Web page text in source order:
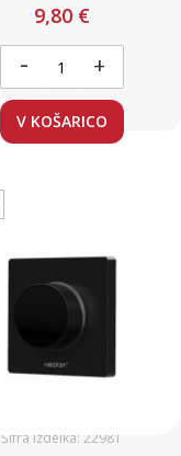
9,80 €
- +
V KOŠARICO
Šifra izdelka: 22981